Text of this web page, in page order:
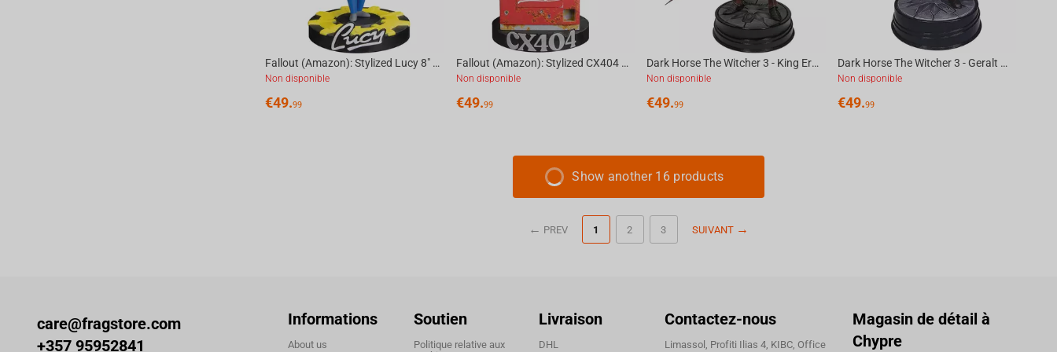
Fallout (Amazon): Stylized Lucy 8" Vinyl Figure
Non disponible
€49.99
Fallout (Amazon): Stylized CX404 + Wilzig (Head) Vinyl Figure
Non disponible
€49.99
Dark Horse The Witcher 3 - King Eredin Figure
Non disponible
€49.99
Dark Horse The Witcher 3 - Geralt Manticore Figure
Non disponible
€49.99
Show another 16 products
PREV 1 2 3 SUIVANT
care@fragstore.com
+357 95952841
Informations
About us
Soutien
Politique relative aux
Livraison
DHL
Contactez-nous
Limassol, Profiti Ilias 4, KIBC, Office
Magasin de détail à
Chypre